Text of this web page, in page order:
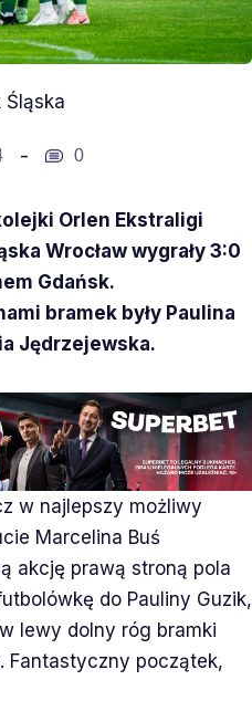
Śląska
0
Orlen Ekstraligi
Wrocław wygrały 3:0
Gdańsk.
bramek były Paulina
Jędrzejewska.
w najlepszy możliwy
Marcelina Buś
akcję prawą stroną pola
do Pauliny Guzik,
lewy dolny róg bramki
Fantastyczny początek,